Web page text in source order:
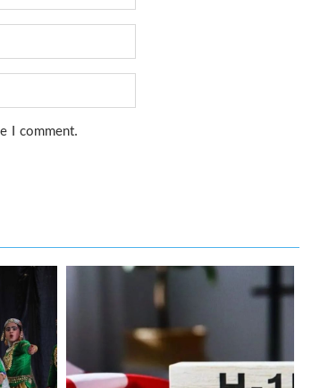
I comment.